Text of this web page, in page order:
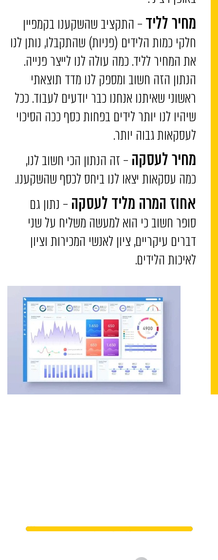
מחיר לליד – התקציב שהשקענו בקמפיין
חלקי כמות הלידים (פניות) שהתקבלו, נותן לנו
את המחיר לליד. כמה עולה לנו לייצר פנייה.
הנתון הזה חשוב ומספק לנו מדד תוצאתי
ראשוני שאיתנו אנחנו כבר יודעים לעבוד. ככל
שיהיו לנו יותר לידים בפחות כסף ככה הסיכוי
לעסקאות גבוה יותר.
מחיר לעסקה – זה הנתון הכי חשוב לנו,
כמה עסקאות יצאו לנו ביחס לכסף שהשקענו.
אחוז המרה מליד לעסקה – נתון גם
סופר חשוב כי הוא למעשה משליח על שני
דברים עיקריים, ציון לאנשי המכירות וציון
לאיכות הלידים.